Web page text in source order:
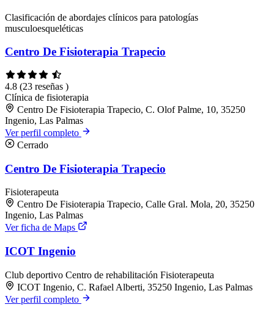
Clasificación de abordajes clínicos para patologías
musculoesqueléticas
Centro De Fisioterapia Trapecio
4.8 (23 reseñas )
Clínica de fisioterapia
Centro De Fisioterapia Trapecio, C. Olof Palme, 10, 35250
Ingenio, Las Palmas
Ver perfil completo
Cerrado
Centro De Fisioterapia Trapecio
Fisioterapeuta
Centro De Fisioterapia Trapecio, Calle Gral. Mola, 20, 35250
Ingenio, Las Palmas
Ver ficha de Maps
ICOT Ingenio
Club deportivo Centro de rehabilitación Fisioterapeuta
ICOT Ingenio, C. Rafael Alberti, 35250 Ingenio, Las Palmas
Ver perfil completo